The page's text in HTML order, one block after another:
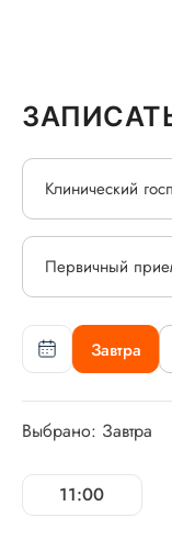
Завтра
Выбрано: Завтра
11:00
Клинический
Первичный